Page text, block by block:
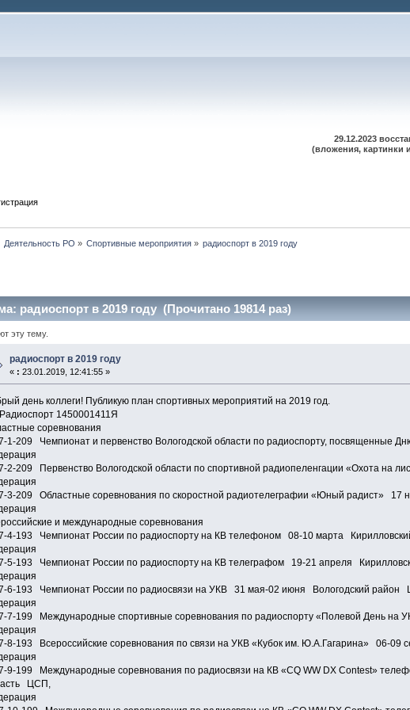
29.12.2023
(вложения, картинки
Деятельность РО » Спортивные мероприятия » радиоспорт в 2019 году
радиоспорт в 2019 году (Прочитано 19814 раз)
эту тему.
радиоспорт в 2019 году
« : 23.01.2019, 12:41:55 »
день коллеги! Публикую план спортивных мероприятий на 2019 год.
1450001411Я
соревнования
1-209 Чемпионат и первенство Вологодской области по радиоспорту,
2-209 Первенство Вологодской области по спортивной радиопеленгации «Охота на
3-209 Областные соревнования по скоростной радиотелеграфии «Юный радист»
и международные соревнования
4-193 Чемпионат России по радиоспорту на КВ телефоном 08-10 марта
5-193 Чемпионат России по радиоспорту на КВ телеграфом 19-21 апреля
6-193 Чемпионат России по радиосвязи на УКВ 31 мая-02 июня Вологодский район
7-199 Международные спортивные соревнования по радиоспорту «Полевой День
8-193 Всероссийские соревнования по связи на УКВ «Кубок им. Ю.А.Гагарина» 06-
9-199 Международные соревнования по радиосвязи на КВ «CQ WW DX Contest»
ЦСП,